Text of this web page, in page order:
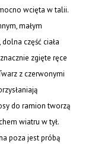
wcięta w talii.
małym
część ciała
zgięte ręce
z czerwonymi
do ramion tworzą
wiatru w tył.
poza jest próbą